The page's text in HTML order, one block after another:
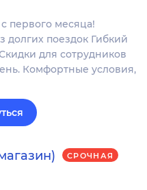
первого месяца!
поездок Гибкий
для сотрудников
Комфортные условия,
СРОЧНАЯ